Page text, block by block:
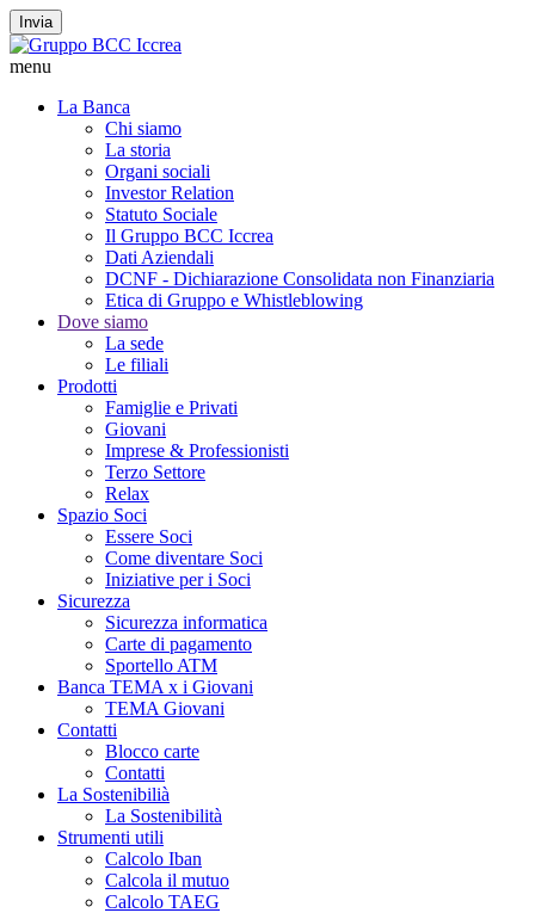
Invia
menu
La Banca
Chi siamo
La storia
Organi sociali
Investor Relation
Statuto Sociale
Il Gruppo BCC Iccrea
Dati Aziendali
DCNF - Dichiarazione Consolidata non Finanziaria
Etica di Gruppo e Whistleblowing
Dove siamo
La sede
Le filiali
Prodotti
Famiglie e Privati
Giovani
Imprese & Professionisti
Terzo Settore
Relax
Spazio Soci
Essere Soci
Come diventare Soci
Iniziative per i Soci
Sicurezza
Sicurezza informatica
Carte di pagamento
Sportello ATM
Banca TEMA x i Giovani
TEMA Giovani
Contatti
Blocco carte
Contatti
La Sostenibilià
La Sostenibilità
Strumenti utili
Calcolo Iban
Calcola il mutuo
Calcolo TAEG